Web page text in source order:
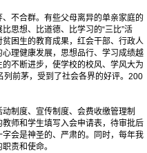
不合群。有些父母离异的单亲家庭的
思想、比道德、比学习的“三比”活
困生的教育成果，红会干部、行政人
理健康发展，思想品行、学习成绩越
不断进步，使学校的校风、学风大为
前茅，受到了社会各界的好评。200
制度、宣传制度、会费收缴管理制
师和学生填写入会申请表，待审批后
会是神圣的、严肃的。同时，每年我
责和使命。